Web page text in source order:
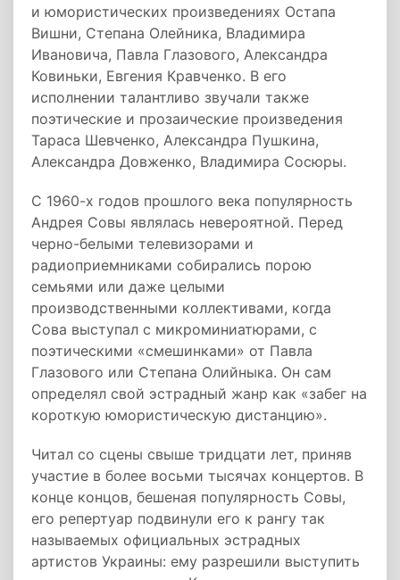
и юмористических произведениях Остапа
Вишни, Степана Олейника, Владимира
Ивановича, Павла Глазового, Александра
Ковиньки, Евгения Кравченко. В его
исполнении талантливо звучали также
поэтические и прозаические произведения
Тараса Шевченко, Александра Пушкина,
Александра Довженко, Владимира Сосюры.
С 1960-х годов прошлого века популярность
Андрея Совы являлась невероятной. Перед
черно-белыми телевизорами и
радиоприемниками собирались порою
семьями или даже целыми
производственными коллективами, когда
Сова выступал с микроминиатюрами, с
поэтическими «смешинками» от Павла
Глазового или Степана Олийныка. Он сам
определял свой эстрадный жанр как «забег на
короткую юмористическую дистанцию».
Читал со сцены свыше тридцати лет, приняв
участие в более восьми тысячах концертов. В
конце концов, бешеная популярность Совы,
его репертуар подвинули его к рангу так
называемых официальных эстрадных
артистов Украины: ему разрешили выступить